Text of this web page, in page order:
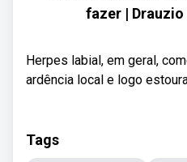
fazer |
Herpes labial, em geral,
ardência local e logo
Tags